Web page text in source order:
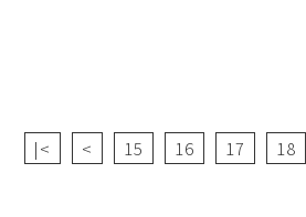
|< < 15 16 17 18